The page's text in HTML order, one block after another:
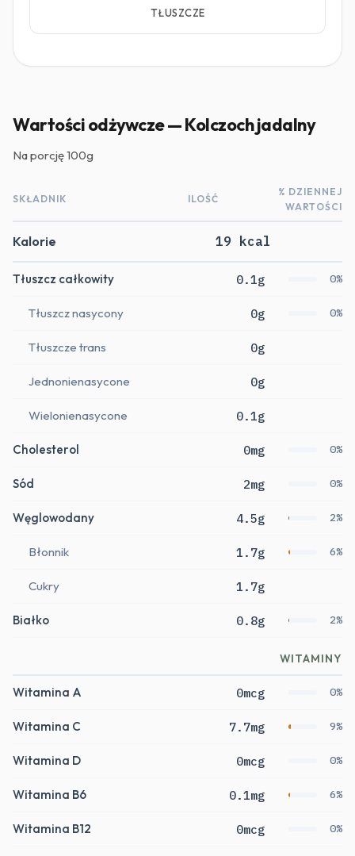
TŁUSZCZE
Wartości odżywcze — Kolczoch jadalny
Na porcję100g
SKŁADNIK ILOŚĆ
% DZIENNEJ
WARTOŚCI
Kalorie 19 kcal
Tłuszcz całkowity 0.1g 0%
Tłuszcz nasycony 0g 0%
Tłuszcze trans 0g
Jednonienasycone 0g
Wielonienasycone 0.1g
Cholesterol 0mg 0%
Sód 2mg 0%
Węglowodany 4.5g 2%
Błonnik 1.7g 6%
Cukry 1.7g
Białko 0.8g 2%
WITAMINY
Witamina A 0mcg 0%
Witamina C 7.7mg 9%
Witamina D 0mcg 0%
Witamina B6 0.1mg 6%
Witamina B12 0mcg 0%